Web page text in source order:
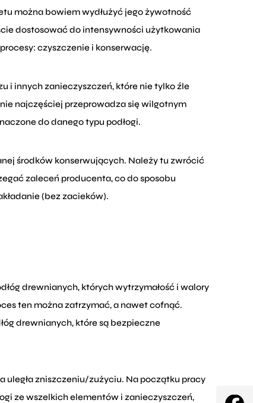
można bowiem wydłużyć jego żywotność
dostosować do intensywności użytkowania
czyszczenie i konserwację.
i innych zanieczyszczeń, które nie tylko źle
najczęściej przeprowadza się wilgotnym
do danego typu podłogi.
środków konserwujących. Należy tu zwrócić
zaleceń producenta, co do sposobu
(bez zacieków).
drewnianych, których wytrzymałość i walory
ten można zatrzymać, a nawet cofnąć.
drewnianych, które są bezpieczne
zniszczeniu/zużyciu. Na początku pracy
ze wszelkich elementów i zanieczyszczeń,